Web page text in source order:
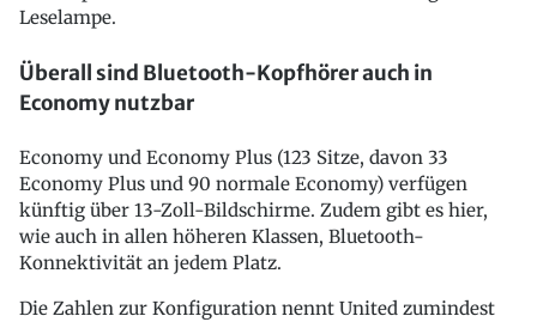
Leselampe.
Überall sind Bluetooth-Kopfhörer auch in
Economy nutzbar
Economy und Economy Plus (123 Sitze, davon 33
Economy Plus und 90 normale Economy) verfügen
künftig über 13-Zoll-Bildschirme. Zudem gibt es hier,
wie auch in allen höheren Klassen, Bluetooth-
Konnektivität an jedem Platz.
Die Zahlen zur Konfiguration nennt United zumindest